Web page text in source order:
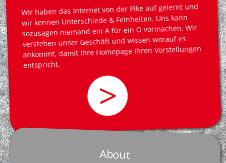
Wir haben das Internet von der Pike auf gelernt und
wir kennen Unterschiede & Feinheiten. Uns kann
sozusagen niemand ein A für ein O vormachen. Wir
verstehen unser Geschäft und wissen worauf es
ankommt, damit Ihre Homepage Ihren Vorstellungen
entspricht.
>
About